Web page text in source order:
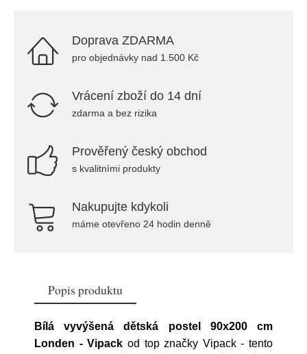
Doprava ZDARMA
pro objednávky nad 1.500 Kč
Vrácení zboží do 14 dní
zdarma a bez rizika
Prověřený český obchod
s kvalitními produkty
Nakupujte kdykoli
máme otevřeno 24 hodin denně
Popis produktu
Bílá vyvýšená dětská postel 90x200 cm
Londen - Vipack od top značky Vipack- tento